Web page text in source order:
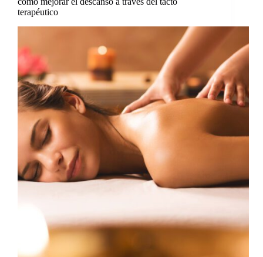
terapéutico